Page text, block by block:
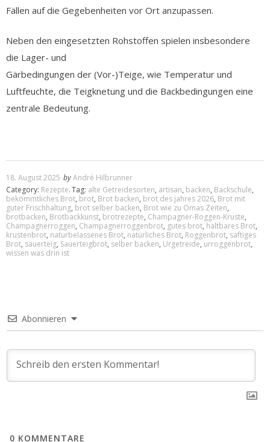
Fällen auf die Gegebenheiten vor Ort anzupassen.
Neben den eingesetzten Rohstoffen spielen insbesondere
die Lager- und
Gärbedingungen der (Vor-)Teige, wie Temperatur und
Luftfeuchte, die Teigknetung und die Backbedingungen eine
zentrale Bedeutung.
18. August 2025 byAndré Hilbrunner
Category: Rezepte.Tag: alte Getreidesorten, artisan, backen, Backschule,
bekömmtliches Brot, brot, Brot backen, brot des jahres 2026, Brot mit
guter Frischhaltung, brot selber backen, Brot wie zu Omas Zeiten,
brotbacken, Brotbackkunst, brotrezepte, Champagner-Roggen-Kruste,
Champagnerroggen, Champagnerroggenbrot, gutes brot, haltbares Brot,
krustenbrot, naturbelassenes Brot, natürliches Brot, Roggenbrot, saftiges
Brot, sauerteig, Sauerteigbrot, selber backen, Urgetreide, urroggenbrot,
wissen was drin ist
Abonnieren
0 KOMMENTARE